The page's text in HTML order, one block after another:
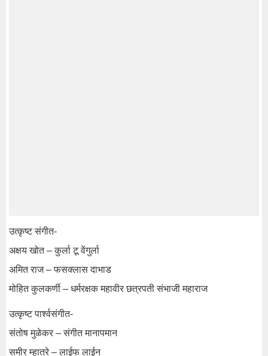
उत्कृष्ट संगीत-
अक्षय खोत – कुर्ला टू वेंगुर्ला
अमित राज – फसक्लास दाभाड
मोहित कुलकर्णी – धर्मरक्षक महावीर छत्रपती संभाजी महाराज
उत्कृष्ट पार्श्वसंगीत-
संतोष मुळेकर – संगीत मानापमान
समीर म्हात्रे – लाईफ लाईन